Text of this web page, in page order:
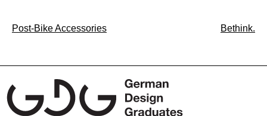
Beitragsnavigation
Post-Bike Accessories Bethink.